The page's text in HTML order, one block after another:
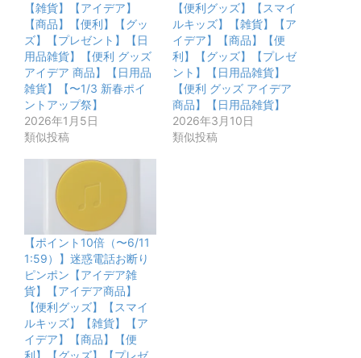
【雑貨】【アイデア】
【商品】【便利】【グッ
ズ】【プレゼント】【日
用品雑貨】【便利 グッズ
アイデア 商品】【日用品
雑貨】【〜1/3 新春ポイ
ントアップ祭】
2026年1月5日
類似投稿
【便利グッズ】【スマイ
ルキッズ】【雑貨】【ア
イデア】【商品】【便
利】【グッズ】【プレゼ
ント】【日用品雑貨】
【便利 グッズ アイデア
商品】【日用品雑貨】
2026年3月10日
類似投稿
【ポイント10倍（〜6/11
1:59）】迷惑電話お断り
ピンポン【アイデア雑
貨】【アイデア商品】
【便利グッズ】【スマイ
ルキッズ】【雑貨】【ア
イデア】【商品】【便
利】【グッズ】【プレゼ